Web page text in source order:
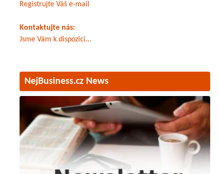
Registrujte Váš e-mail
Kontaktujte nás:
Jsme Vám k dispozici...
NejBusiness.cz News